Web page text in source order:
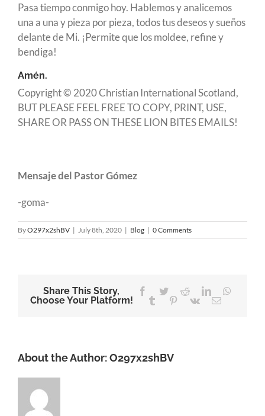
Pasa tiempo conmigo hoy. Hablemos y analicemos
una a una y pieza por pieza, todos tus deseos y sueños
delante de Mi. ¡Permite que los moldee, refine y
bendiga!
Amén.
Copyright © 2020 Christian International Scotland,
BUT PLEASE FEEL FREE TO COPY, PRINT, USE,
SHARE OR PASS ON THESE LION BITES EMAILS!
Mensaje del Pastor Gómez
-goma-
ByO297x2shBV | July 8th, 2020 | Blog | 0 Comments
Share This Story,
Choose Your Platform!
Facebook
TwitterRedditLinkedIn
Tumblr Pinterest
Vk Email
About the Author:O297x2shBV